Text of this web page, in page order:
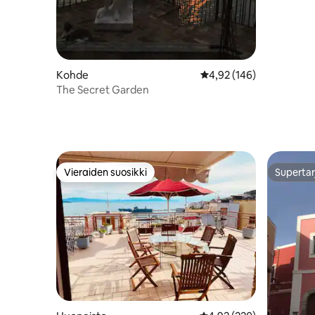
Kohde Keskimääräinen arvio
4,92 (146)
The Secret Garden
Vieraiden suosikki
Vieraiden suosikki